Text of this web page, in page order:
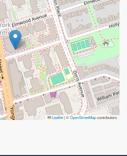
Leaflet|©OpenStreetMapcontributors